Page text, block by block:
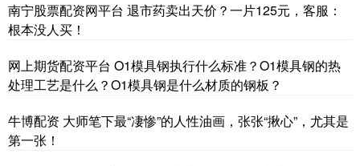
南宁股票配资网平台 退市药卖出天价？一片125元，客服：
根本没人买！
网上期货配资平台 O1模具钢执行什么标准？O1模具钢的热
处理工艺是什么？O1模具钢是什么材质的钢板？
牛博配资 大师笔下最“凄惨”的人性油画，张张“揪心”，尤其是
第一张！